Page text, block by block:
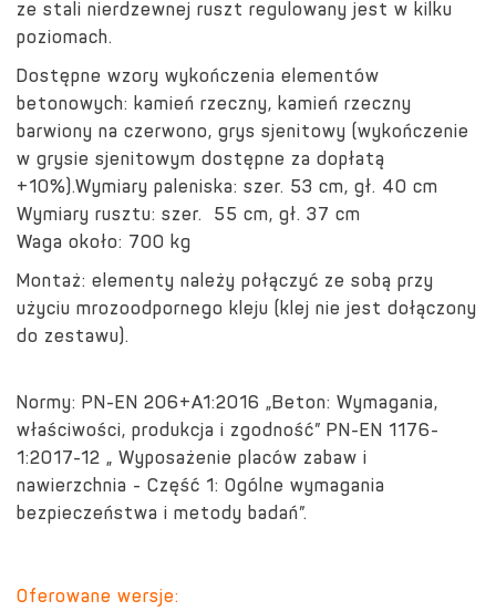
ze stali nierdzewnej ruszt regulowany jest w kilku
poziomach.
Dostępne wzory wykończenia elementów
betonowych: kamień rzeczny, kamień rzeczny
barwiony na czerwono, grys sjenitowy (wykończenie
w grysie sjenitowym dostępne za dopłatą
+10%).Wymiary paleniska: szer. 53 cm, gł. 40 cm
Wymiary rusztu: szer.
55 cm, gł. 37 cm
Waga około: 700 kg
Montaż: elementy należy połączyć ze sobą przy
użyciu mrozoodpornego kleju (klej nie jest dołączony
do zestawu).
Normy: PN-EN 206+A1:2016 „Beton: Wymagania,
właściwości, produkcja i zgodność” PN-EN 1176-
1:2017-12 „ Wyposażenie placów zabaw i
nawierzchnia - Część 1: Ogólne wymagania
bezpieczeństwa i metody badań”.
Oferowane wersje: